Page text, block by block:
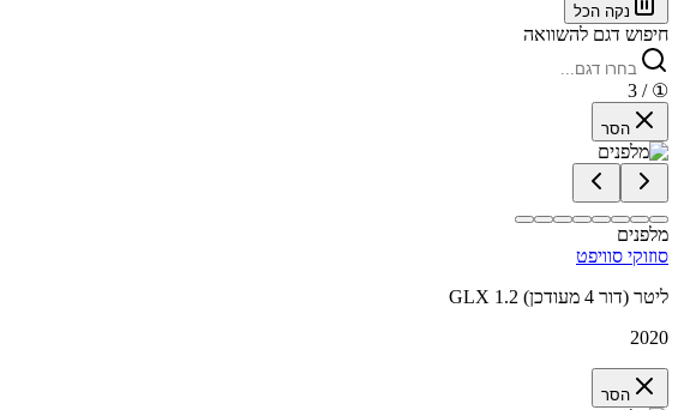
נקה הכל
חיפוש דגם להשוואה
①
/ 3
הסר
מלפנים
סוזוקי סוויפט
GLX 1.2 ליטר (דור 4 מעודכן)
2020
הסר